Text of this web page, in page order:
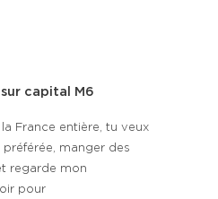
capital M6
France entière, tu veux
manger des
regarde mon
pour